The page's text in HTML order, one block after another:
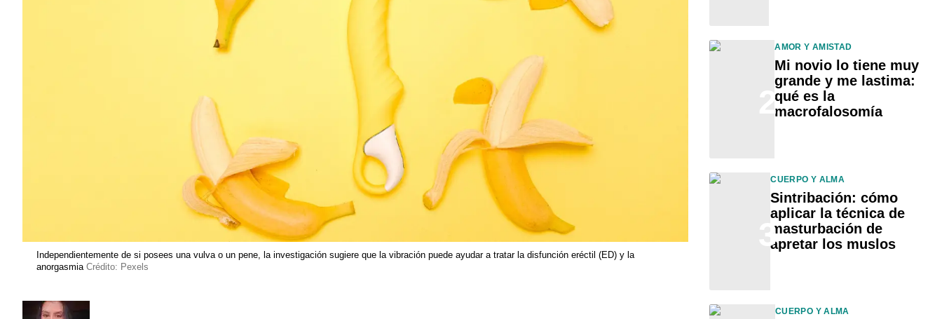
Independientemente de si posees una vulva o un pene, la investigación sugiere que la vibración puede ayudar a tratar la disfunción eréctil (ED) y la
anorgasmia Crédito: Pexels
2
AMOR Y AMISTAD
Mi novio lo tiene muy
grande y me lastima:
qué es la
macrofalosomía
3
CUERPO Y ALMA
Sintribación: cómo
aplicar la técnica de
masturbación de
apretar los muslos
CUERPO Y ALMA